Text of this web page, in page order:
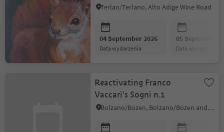
Terlan Local Group
Terlan/Terlano, Alto Adige Wine Road
04 September 2026
data wydarzenia
05 September
data wydarzenia
Reactivating Franco
Vaccari's Sogni n.1
Bolzano/Bozen, Bolzano/Bozen and environs